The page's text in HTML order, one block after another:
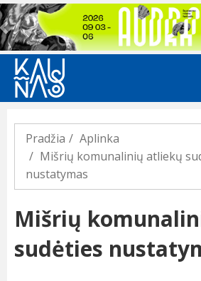
Previous
Pradžia
Aplinka
Mišrių komunalinių atliekų
nustatymas
Mišrių
sudėties